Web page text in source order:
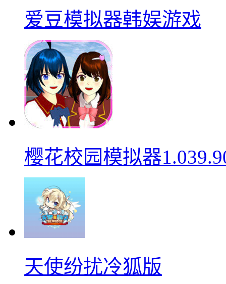
爱豆模拟器韩娱游戏
樱花校园模拟器
天使纷扰冷狐版